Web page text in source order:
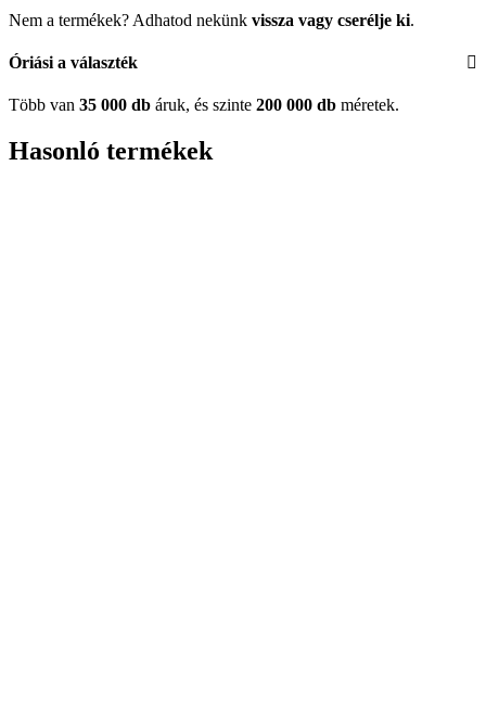
Nem a termékek? Adhatod nekünk vissza vagy cserélje ki.
Óriási a választék
Több van 35 000 db áruk, és szinte 200 000 db méretek.
Hasonló termékek